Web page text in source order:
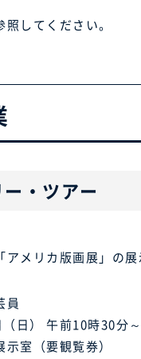
照してください。
・ツアー
アメリカ版画展」の
員
日） 午前10時30分～
室（要観覧券）